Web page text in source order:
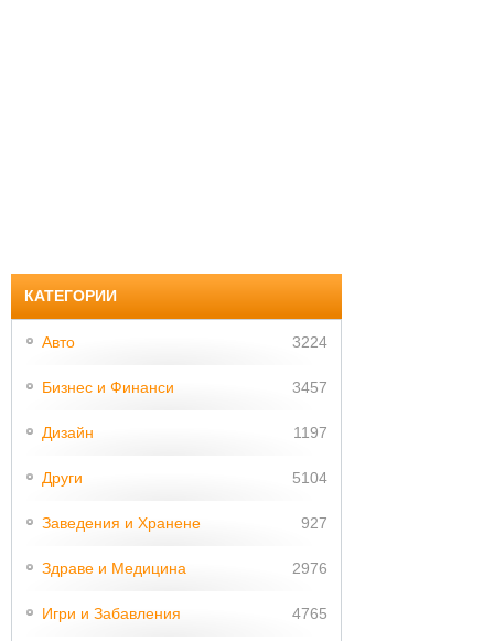
КАТЕГОРИИ
Авто 3224
Бизнес и Финанси 3457
Дизайн 1197
Други 5104
Заведения и Хранене 927
Здраве и Медицина 2976
Игри и Забавления 4765